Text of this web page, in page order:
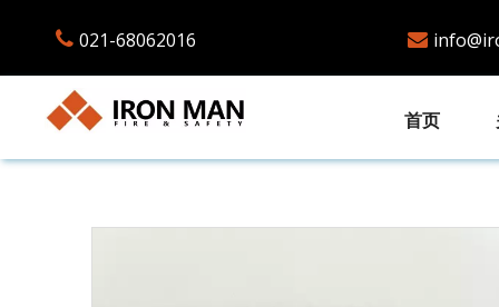
 021-68062016 
首页